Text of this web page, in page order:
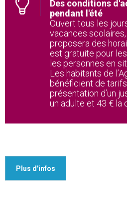
Des conditions
pendant l'été
Ouvert tous les
vacances scolaires,
proposera des
est gratuite pour
les personnes en
Les habitants de
bénéficient de
présentation d’un
un adulte et 43 € la
Plus d'infos